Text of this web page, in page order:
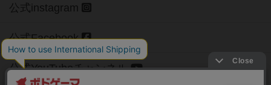
公式instagram
公式Facebook
公式YouTubeチャンネル